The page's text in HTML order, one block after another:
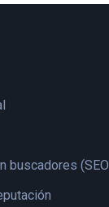
buscadores